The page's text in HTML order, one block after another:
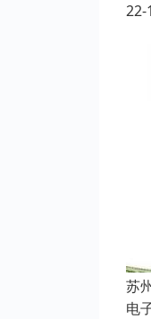
22-
苏
电